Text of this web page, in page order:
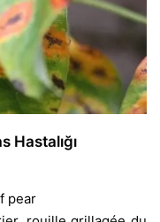
Hastalığı
pear